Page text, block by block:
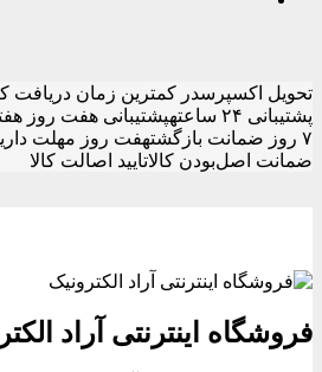
تحویل اکسپرسدر کمترین زمان دریافت
پشتیبانی ۲۴ ساعته
پشتیبانی هفت روز
۷ روز ضمانت بازگشت
هفت روز مهلت
ضمانت اصل‌بودن کالاتایید اصالت کالا
فروشگاه اینترنتی آراد